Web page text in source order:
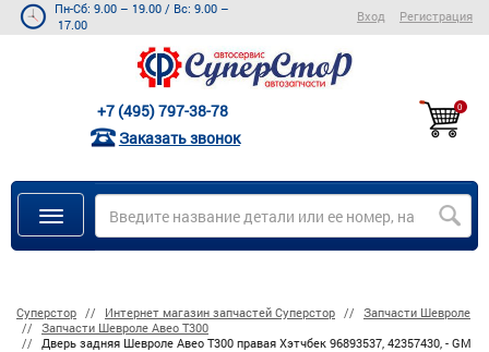
Пн-Сб: 9.00 – 19.00 / Вс: 9.00 –
17.00
Вход Регистрация
+7 (495) 797-38-78
Заказать звонок
0
Суперстор Интернет магазин запчастей Суперстор
Запчасти Шевроле
Запчасти Шевроле Авео Т300
Дверь задняя Шевроле Авео Т300 правая Хэтчбек 96893537, 42357430, - GM